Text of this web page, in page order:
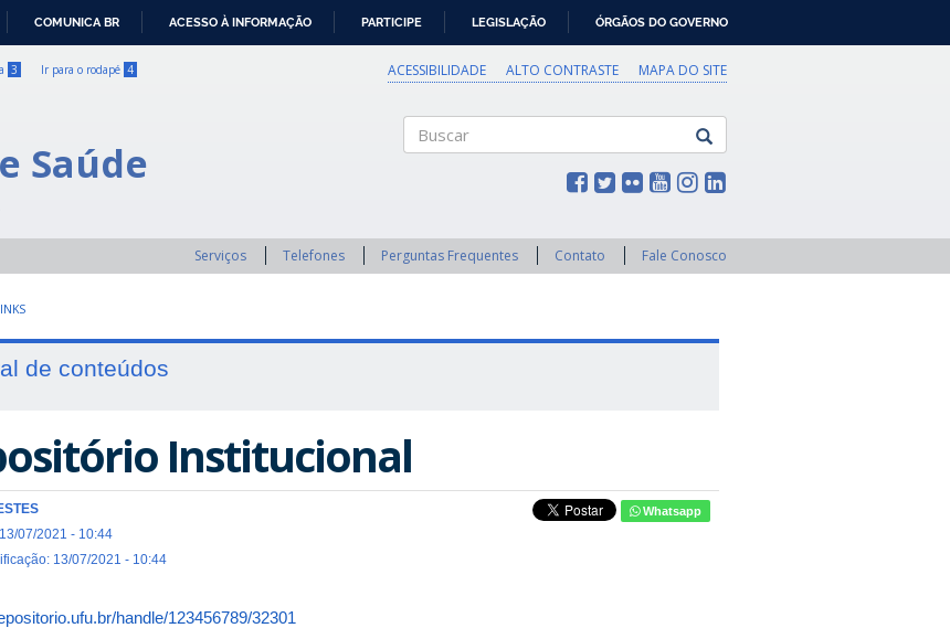
COMUNICA BR ACESSO À INFORMAÇÃO PARTICIPE LEGISLAÇÃO ÓRGÃOS DO GOVERNO
3 Ir para o rodapé 4 ACESSIBILIDADE ALTO CONTRASTE MAPA DO SITE
Saúde
Serviços Telefones Perguntas Frequentes Contato Fale Conosco
de conteúdos
Institucional
07/2021 - 10:44
13/07/2021 - 10:44
Whatsapp
handle/123456789/32301